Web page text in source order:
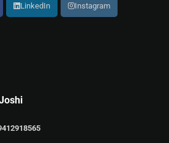
LinkedIn Instagram